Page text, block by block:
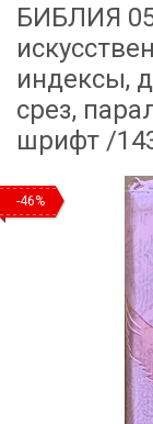
БИБЛИЯ
индексы,
срез,
шрифт /
-46%